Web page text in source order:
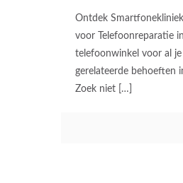
Ontdek
voor Telefoonreparatie
telefoonwinkel voor al
gerelateerde behoeften
Zoek niet […]